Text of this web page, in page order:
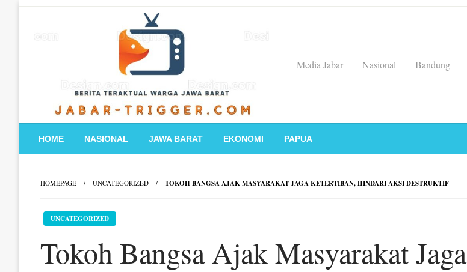
Media Jabar
Nasional Bandung
HOME NASIONAL JAWA BARAT EKONOMI PAPUA
HOMEPAGE UNCATEGORIZED TOKOH BANGSA AJAK MASYARAKAT JAGA KETERTIBAN, HINDARI AKSI DESTRUKTIF
UNCATEGORIZED
Tokoh Bangsa Ajak Masyarakat Jaga